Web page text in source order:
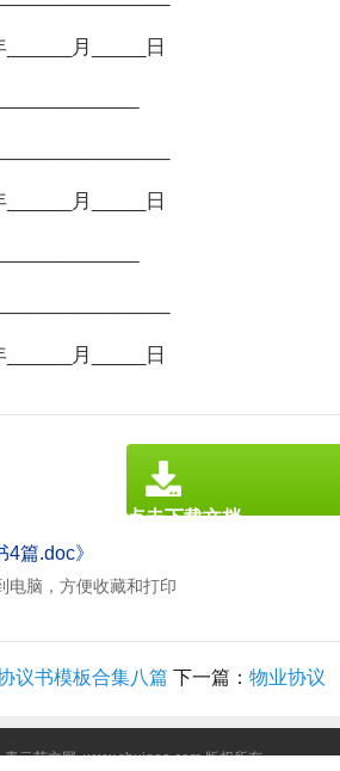
月_____日
月_____日
月_____日
4篇.doc》
电脑，方便收藏和打印
点击下载文档
议书模板合集八篇 下一篇： 物业协议
青云范文网 www.shuiqoo.com 版权所有